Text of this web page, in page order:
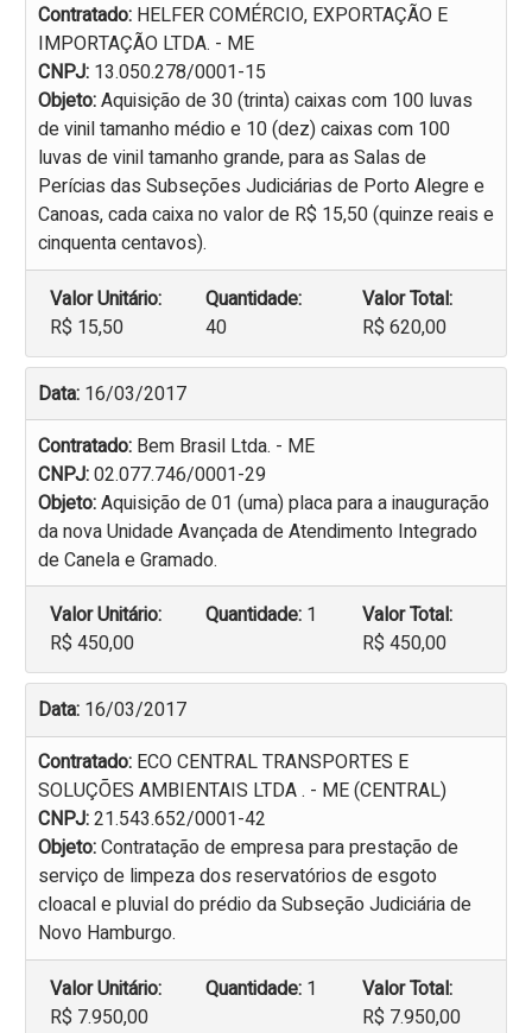
Contratado: HELFER COMÉRCIO, EXPORTAÇÃO E
IMPORTAÇÃO LTDA. - ME
CNPJ: 13.050.278/0001-15
Objeto:Aquisição de 30 (trinta) caixas com 100 luvas
de vinil tamanho médio e 10 (dez) caixas com 100
luvas de vinil tamanho grande, para as Salas de
Perícias das Subseções Judiciárias de Porto Alegre e
Canoas, cada caixa no valor de R$ 15,50 (quinze reais e
cinquenta centavos).
Valor Unitário:
R$ 15,50
Quantidade:
40
Valor Total:
R$ 620,00
Data: 16/03/2017
Contratado: Bem Brasil Ltda. - ME
CNPJ:02.077.746/0001-29
Objeto:Aquisição de 01 (uma) placa para a inauguração
da nova Unidade Avançada de Atendimento Integrado
de Canela e Gramado.
Valor Unitário:
R$ 450,00
Quantidade: 1
Valor Total:
R$ 450,00
Data: 16/03/2017
Contratado: ECO CENTRAL TRANSPORTES E
SOLUÇÕES AMBIENTAIS LTDA . - ME (CENTRAL)
CNPJ:21.543.652/0001-42
Objeto:Contratação de empresa para prestação de
serviço de limpeza dos reservatórios de esgoto
cloacal e pluvial do prédio da Subseção Judiciária de
Novo Hamburgo.
Valor Unitário:
R$ 7.950,00
Quantidade: 1
Valor Total:
R$ 7.950,00